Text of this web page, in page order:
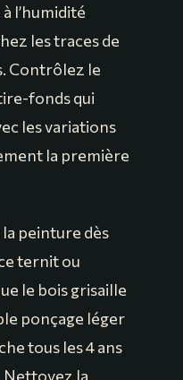
l’humidité
les traces de
Contrôlez le
fonds qui
les variations
la première
peinture dès
ternit ou
le bois grisaille
ponçage léger
tous les 4 ans
la